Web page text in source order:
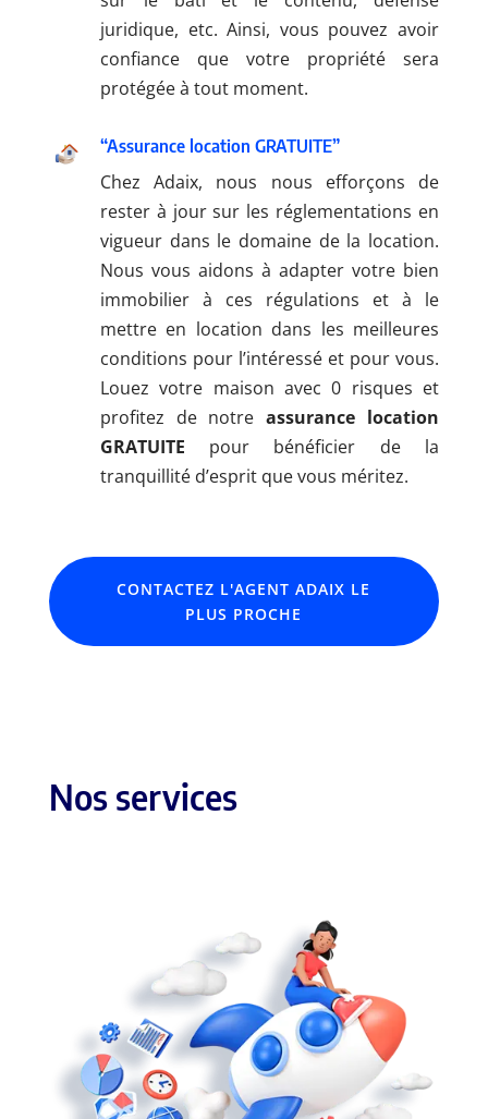
juridique, etc. Ainsi, vous pouvez avoir
confiance que votre propriété sera
protégée à tout moment.
“Assurance location GRATUITE”
Chez Adaix, nous nous efforçons de
rester à jour sur les réglementations en
vigueur dans le domaine de la location.
Nous vous aidons à adapter votre bien
immobilier à ces régulations et à le
mettre en location dans les meilleures
conditions pour l’intéressé et pour vous.
Louez votre maison avec 0 risques et
profitez de notreassurance location
GRATUITE pour bénéficier de la
tranquillité d’esprit que vous méritez.
CONTACTEZ L'AGENT ADAIX LE
PLUS PROCHE
Nos services